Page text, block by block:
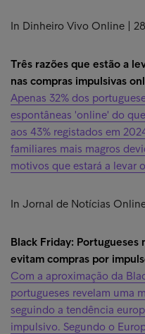
In Dinheiro Vivo Online |
Três razões que estão a
nas compras impulsivas
Apenas 32% dos
espontâneas 'online' do
aos 43% registados em
familiares mais magros
motivos que estará a levar
In Jornal de Notícias
Black Friday:
evitam compras por
Com a aproximação da
portugueses revelam uma
seguindo a tendência
impulsivo. Segundo o